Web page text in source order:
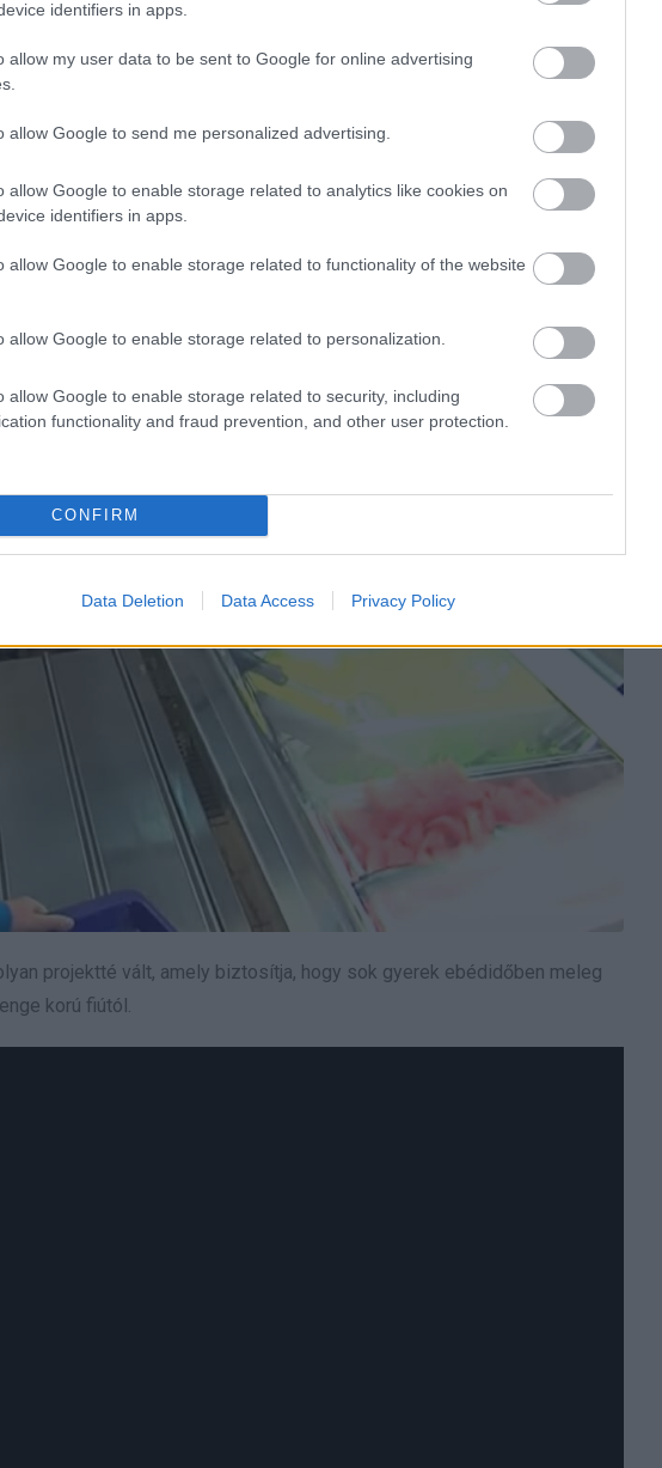
identifiers in apps.
allow my user data to be sent to Google for online advertising
allow Google to send me personalized advertising.
allow Google to enable storage related to analytics like cookies on
identifiers in apps.
allow Google to enable storage related to functionality of the website
allow Google to enable storage related to personalization.
allow Google to enable storage related to security, including
functionality and fraud prevention, and other user protection.
CONFIRM
Data Deletion Data Access Privacy Policy
így saját maga is tudott pénzt gyűjteni, és megkérte az ebédelő
a számlájához, akiknek pénzre van szükségük.
hogy több mint 300 diáknak vásároljon ebédet. Célja, hogy folytassa
maradnia.
vagyok a fiamra. Még csak 8 éves, és hogy felfogja az ezt
Aranyból van a szíve.”
projektté vált, amely biztosítja, hogy sok gyerek ebédidőben meleg
korú fiútól.